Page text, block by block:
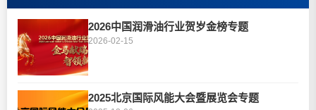
2026中国润滑油行业贺岁金榜专题
2026-02-15
2025北京国际风能大会暨展览会专题